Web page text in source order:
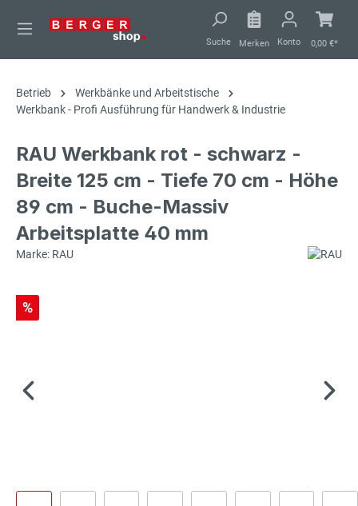
springen
Suche Merken Konto 0,00 €*
Betrieb
Werkbänke und Arbeitstische
Werkbank - Profi Ausführung für Handwerk & Industrie
RAU Werkbank rot - schwarz -
Breite 125 cm - Tiefe 70 cm - Höhe
89 cm - Buche-Massiv
Arbeitsplatte 40 mm
Marke: RAU
%